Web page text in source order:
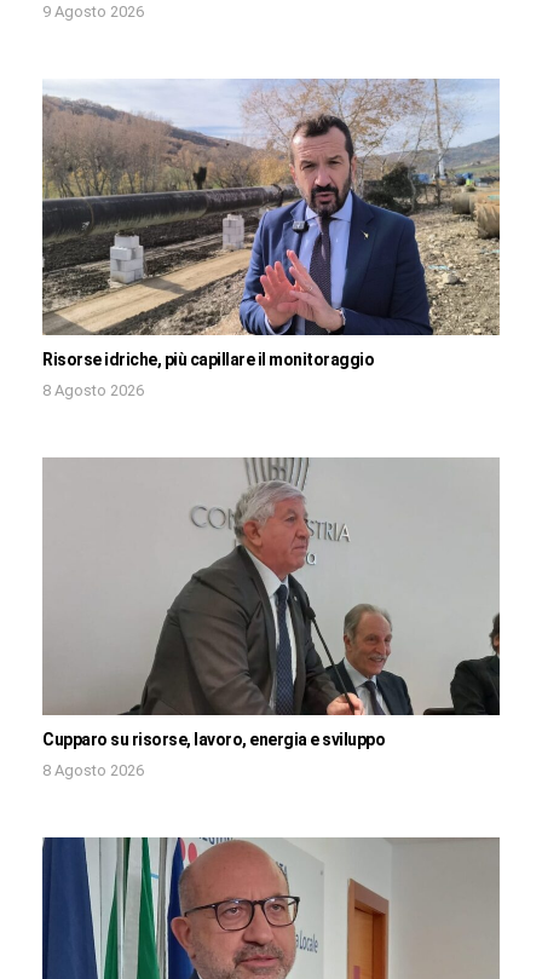
9 Agosto 2026
Risorse idriche, più capillare il monitoraggio
8 Agosto 2026
Cupparo su risorse, lavoro, energia e sviluppo
8 Agosto 2026